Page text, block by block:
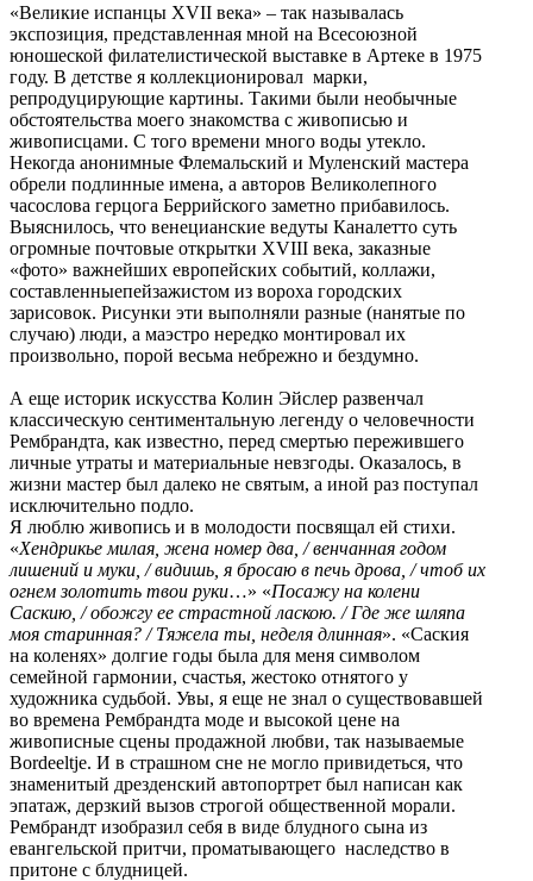
«Великие испанцы XVII века» – так называлась
экспозиция, представленная мной на Всесоюзной
юношеской филателистической выставке в Артеке в 1975
году. В детстве я коллекционировал марки,
репродуцирующие картины. Такими были необычные
обстоятельства моего знакомства с живописью и
живописцами. С того времени много воды утекло.
Некогда анонимные Флемальский и Муленский мастера
обрели подлинные имена, а авторов Великолепного
часослова герцога Беррийского заметно прибавилось.
Выяснилось, что венецианские ведуты Каналетто суть
огромные почтовые открытки XVIII века, заказные
«фото» важнейших европейских событий, коллажи,
составленныепейзажистом из вороха городских
зарисовок. Рисунки эти выполняли разные (нанятые по
случаю) люди, а маэстро нередко монтировал их
произвольно, порой весьма небрежно и бездумно.
А еще историк искусства Колин Эйслер развенчал
классическую сентиментальную легенду о человечности
Рембрандта, как известно, перед смертью пережившего
личные утраты и материальные невзгоды. Оказалось, в
жизни мастер был далеко не святым, а иной раз поступал
исключительно подло.
Я люблю живопись и в молодости посвящал ей стихи.
«Хендрикье милая, жена номер два, / венчанная годом
лишений и муки, / видишь, я бросаю в печь дрова, / чтоб их
огнем золотить твои руки…» «Посажу на колени
Саскию, / обожгу ее страстной ласкою. / Где же шляпа
моя старинная? / Тяжела ты, неделя длинная». «Саския
на коленях» долгие годы была для меня символом
семейной гармонии, счастья, жестоко отнятого у
художника судьбой. Увы, я еще не знал о существовавшей
во времена Рембрандта моде и высокой цене на
живописные сцены продажной любви, так называемые
Bordeeltje. И в страшном сне не могло привидеться, что
знаменитый дрезденский автопортрет был написан как
эпатаж, дерзкий вызов строгой общественной морали.
Рембрандт изобразил себя в виде блудного сына из
евангельской притчи, проматывающего наследство в
притоне с блудницей.